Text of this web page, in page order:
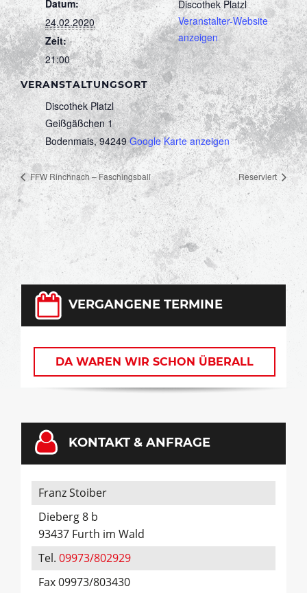
Datum:
24.02.2020
Zeit:
21:00
VERANSTALTUNGSORT
Discothek Platzl
Geißgäßchen 1
Bodenmais, 94249 Google Karte anzeigen
Discothek Platzl
Veranstalter-Website
anzeigen
FFW Rinchnach – Faschingsball Reserviert
VERGANGENE TERMINE
DA WAREN WIR SCHON ÜBERALL
KONTAKT & ANFRAGE
Franz Stoiber
Dieberg 8 b
93437 Furth im Wald
Tel. 09973/802929
Fax 09973/803430